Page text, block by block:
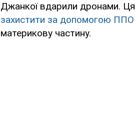
Джанкої вдарили дронами. Ця
захистити за допомогою ППО
материкову частину.